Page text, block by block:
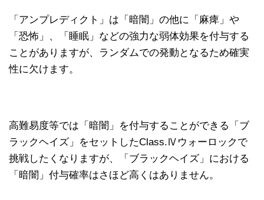
「アンプレディクト」は「暗闇」の他に「麻痺」や
「恐怖」、「睡眠」などの強力な弱体効果を付与する
ことがありますが、ランダムでの発動となるため確実
性に欠けます。
高難易度等では「暗闇」を付与することができる「ブ
ラックヘイズ」をセットしたClass.Ⅳウォーロックで
挑戦したくなりますが、「ブラックヘイズ」における
「暗闇」付与確率はさほど高くはありません。